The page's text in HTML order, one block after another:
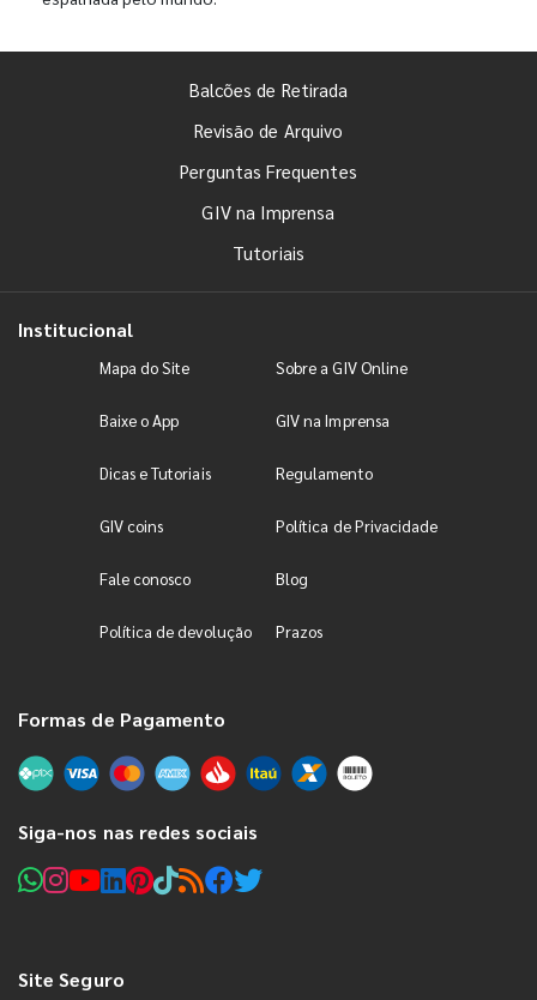
Balcões de Retirada
Revisão de Arquivo
Perguntas Frequentes
GIV na Imprensa
Tutoriais
Institucional
Mapa do Site Sobre a GIV Online
Baixe o App GIV na Imprensa
Dicas e Tutoriais Regulamento
GIV coins Política de Privacidade
Fale conosco Blog
Política de devolução Prazos
Formas de Pagamento
Siga-nos nas redes sociais
Site Seguro